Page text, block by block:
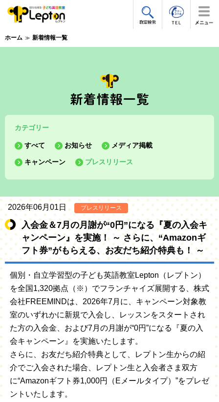
ホーム 新着情報一覧
カテゴリー
すべて お知らせ メディア掲載
キャンペーン プレスリリース
2026年06月01日 プレスリリース
入会金＆7月の月謝が“0円”になる『夏の入会キ
ャンペーン』を実施！ ～ さらに、“Amazonギ
フト券”がもらえる、お友だち紹介特典も！ ～
個別・自立学習型の子ども英語教室Lepton（レプトン）
を全国1,320拠点（※）でフランチャイズ展開する、株式
会社FREEMINDは、2026年7月に、キャンペーン対象教
室のいずれかに新規で入会し、レッスンをスタートされ
た方の入会金、および7月の月謝が“0円”になる『夏の入
会キャンペーン』を実施いたします。
さらに、お友だち紹介特典として、レプトン生からの紹
介でご入会された場合、レプトン生と入会者さま双方
に“Amazonギフト券1,000円（Eメールタイプ）”をプレゼ
ントいたします。